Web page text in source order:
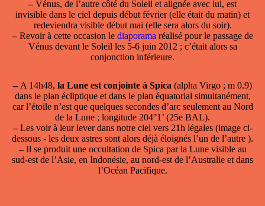
–Vénus, de l’autre côté du Soleil et alignée avec lui, est
invisible dans le ciel depuis début février (elle était du matin) et
redeviendra visible début mai (elle sera alors du soir).
–Revoir à cette occasion le diaporama réalisé pour le passage de
Vénus devant le Soleil les 5-6 juin 2012 ; c’était alors sa
conjonction inférieure.
–A 14h48, la Lune est conjointe à Spica (alpha Virgo ; m 0.9)
dans le plan écliptique et dans le plan équatorial simultanément,
car l’étoile n’est que quelques secondes d’arc seulement au Nord
de la Lune ; longitude 204°1’ (25e BAL).
–Les voir à leur lever dans notre ciel vers 21h légales (image ci-
dessous - les deux astres sont alors déjà éloignés l’un de l’autre ).
–Il se produit une occultation de Spica par la Lune visible au
sud-est de l’Asie, en Indonésie, au nord-est de l’Australie et dans
l’Océan Pacifique.